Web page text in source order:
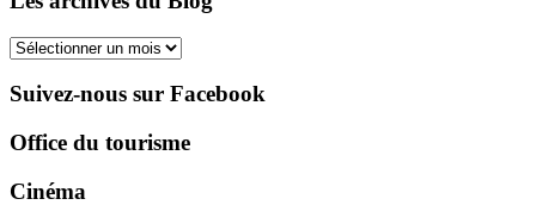
Les
du
Suivez-nous sur Facebook
Office du tourisme
Cinéma